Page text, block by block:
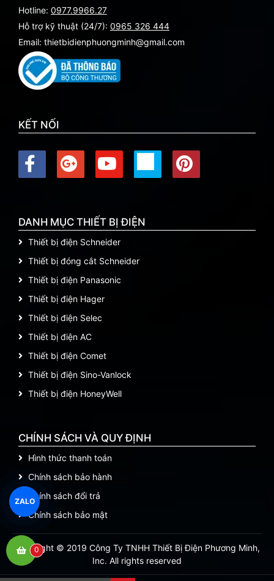
Hotline: 0977.9966.27
Hỗ trợ kỹ thuật (24/7): 0965 326 444
Email: thietbidienphuongminh@gmail.com
KẾT NỐI
DANH MỤC THIẾT BỊ ĐIỆN
Thiết bị điện Schneider
Thiết bị đóng cắt Schneider
Thiết bị điện Panasonic
Thiết bị điện Hager
Thiết bị điện Selec
Thiết bị điện AC
Thiết bị điện Comet
Thiết bị điện Sino-Vanlock
Thiết bị điện HoneyWell
CHÍNH SÁCH VÀ QUY ĐỊNH
Hình thức thanh toán
Chính sách bảo hành
Chính sách đổi trả
Chính sách bảo mật
Copyright © 2019 Công Ty TNHH Thiết Bị Điện Phương Minh,
Inc. All rights reserved
0
ZALO